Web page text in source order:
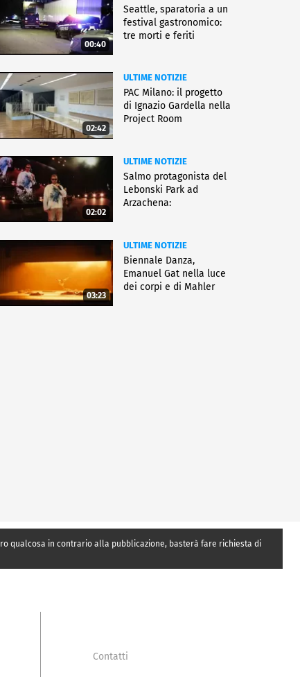
00:40
Seattle, sparatoria a un
festival gastronomico:
tre morti e feriti
02:42
ULTIME NOTIZIE
PAC Milano: il progetto
di Ignazio Gardella nella
Project Room
02:02
ULTIME NOTIZIE
Salmo protagonista del
Lebonski Park ad
Arzachena:
03:23
ULTIME NOTIZIE
Biennale Danza,
Emanuel Gat nella luce
dei corpi e di Mahler
qualcosa in contrario alla pubblicazione, basterà fare richiesta di
Contatti